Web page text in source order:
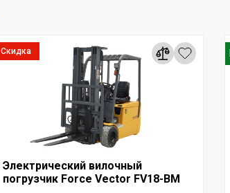
Скидка
Электрический вилочный
погрузчик Force Vector FV18-BM